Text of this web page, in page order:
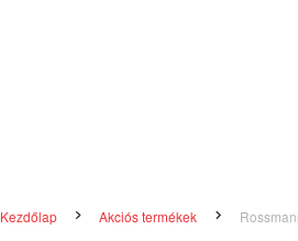
Kezdőlap Akciós termékek